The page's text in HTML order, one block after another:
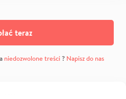
teraz
niedozwolone treści? Napisz do nas